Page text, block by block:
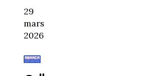
29
mars
2026